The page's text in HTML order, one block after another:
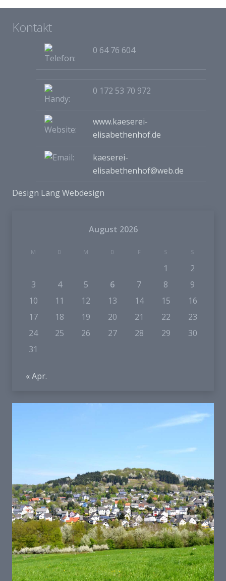
Kontakt
0 64 76 604
0 172 53 70 972
www.kaeserei-
elisabethenhof.de
kaeserei-
elisabethenhof@web.de
Design Lang Webdesign
August 2026
M D M D F S S
1
2
3
4 5 6 7 8
9
10
11 12 13 14 15
16
17
18 19 20 21 22
23
24
25 26 27 28 29
30
31
« Apr.
Und so finden Sie uns